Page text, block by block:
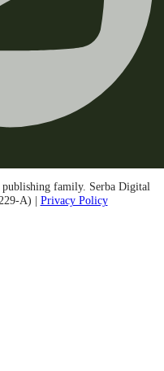
publishing family. Serba Digital
A) | Privacy Policy